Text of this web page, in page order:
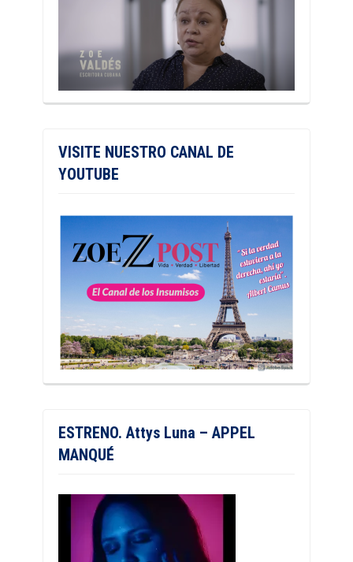
VISITE NUESTRO CANAL DE
YOUTUBE
ESTRENO. Attys Luna – APPEL
MANQUÉ